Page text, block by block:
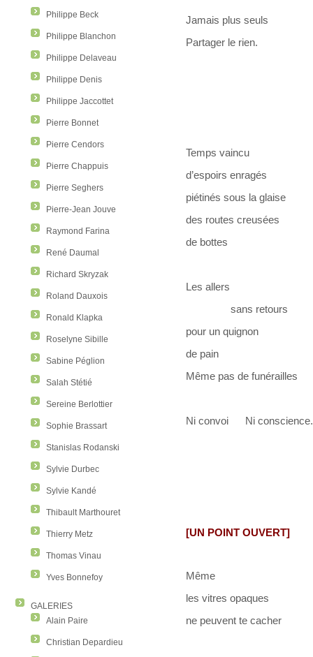
Philippe Beck
Philippe Blanchon
Philippe Delaveau
Philippe Denis
Philippe Jaccottet
Pierre Bonnet
Pierre Cendors
Pierre Chappuis
Pierre Seghers
Pierre-Jean Jouve
Raymond Farina
René Daumal
Richard Skryzak
Roland Dauxois
Ronald Klapka
Roselyne Sibille
Sabine Péglion
Salah Stétié
Sereine Berlottier
Sophie Brassart
Stanislas Rodanski
Sylvie Durbec
Sylvie Kandé
Thibault Marthouret
Thierry Metz
Thomas Vinau
Yves Bonnefoy
GALERIES
Alain Paire
Christian Depardieu
Jamais plus seuls
Partager le rien.
Temps vaincu
d’espoirs enragés
piétinés sous la glaise
des routes creusées
de bottes
Les allers
sans retours
pour un quignon
de pain
Même pas de funérailles
Ni convoi Ni conscience.
[UN POINT OUVERT]
Même
les vitres opaques
ne peuvent te cacher